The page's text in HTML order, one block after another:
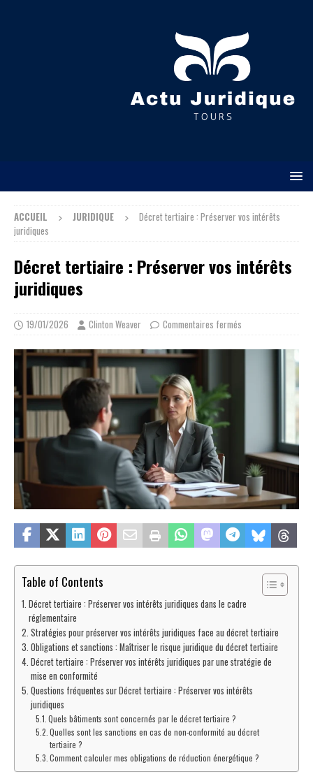
ACCUEIL JURIDIQUE
Décret tertiaire : Préserver vos intérêts
juridiques
Décret tertiaire : Préserver vos intérêts
juridiques
19/01/2026 Clinton Weaver Commentaires fermés
Table of Contents
Décret tertiaire : Préserver vos intérêts juridiques dans le cadre
réglementaire
Stratégies pour préserver vos intérêts juridiques face au décret tertiaire
Obligations et sanctions : Maîtriser le risque juridique du décret tertiaire
Décret tertiaire : Préserver vos intérêts juridiques par une stratégie de
mise en conformité
Questions fréquentes sur Décret tertiaire : Préserver vos intérêts
juridiques
Quels bâtiments sont concernés par le décret tertiaire ?
Quelles sont les sanctions en cas de non-conformité au décret
tertiaire ?
Comment calculer mes obligations de réduction énergétique ?